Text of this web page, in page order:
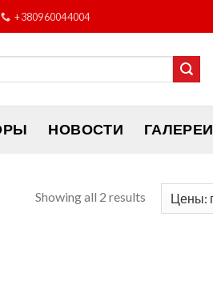
+380960044004
НОВОСТИ ГАЛЕРЕИ
Showing all 2 results